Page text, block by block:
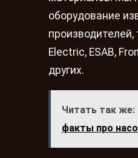
оборудование
производителей,
Electric, ESAB,
других.
Читать так же:
факты про